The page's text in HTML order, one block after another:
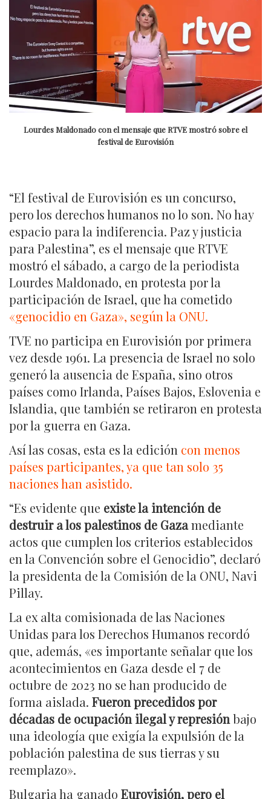
Lourdes Maldonado con el mensaje que RTVE mostró sobre el
festival de Eurovisión
“El festival de Eurovisión es un concurso,
pero los derechos humanos no lo son. No hay
espacio para la indiferencia. Paz y justicia
para Palestina”, es el mensaje que RTVE
mostró el sábado, a cargo de la periodista
Lourdes Maldonado, en protesta por la
participación de Israel, que ha cometido
«genocidio en Gaza», según la ONU.
TVE no participa en Eurovisión por primera
vez desde 1961. La presencia de Israel no solo
generó la ausencia de España, sino otros
países como Irlanda, Países Bajos, Eslovenia e
Islandia, que también se retiraron en protesta
por la guerra en Gaza.
Así las cosas, esta es la edición con menos
países participantes, ya que tan solo 35
naciones han asistido.
“Es evidente que existe la intención de
destruir a los palestinos de Gazamediante
actos que cumplen los criterios establecidos
en la Convención sobre el Genocidio”, declaró
la presidenta de la Comisión de la ONU, Navi
Pillay.
La ex alta comisionada de las Naciones
Unidas para los Derechos Humanos recordó
que, además, «es importante señalar que los
acontecimientos en Gaza desde el 7 de
octubre de 2023 no se han producido de
forma aislada. Fueron precedidos por
décadas de ocupación ilegal y represiónbajo
una ideología que exigía la expulsión de la
población palestina de sus tierras y su
reemplazo».
Bulgaria ha ganado Eurovisión, pero el